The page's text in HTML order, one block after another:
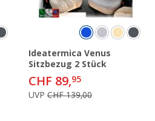
Ideatermica Venus
Sitzbezug 2 Stück
CHF 89,95
UVP CHF 139,00